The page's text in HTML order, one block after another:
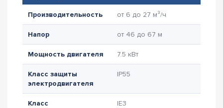
Производительность от 6 до 27 м³/ч
Напор от 46 до 67 м
Мощность двигателя 7.5 кВт
Класс защиты
электродвигателя
IP55
Класс
IE3